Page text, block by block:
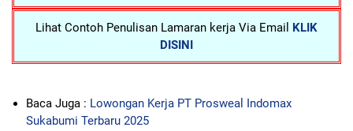
Lihat Contoh Penulisan Lamaran kerja Via Email KLIK
DISINI
Baca Juga : Lowongan Kerja PT Prosweal Indomax
Sukabumi Terbaru 2025